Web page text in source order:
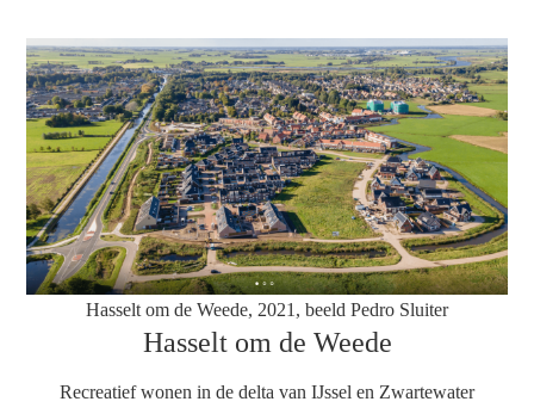
Hasselt om de Weede, 2021, beeld Pedro Sluiter
Hasselt om de Weede
Recreatief wonen in de delta van IJssel en Zwartewater